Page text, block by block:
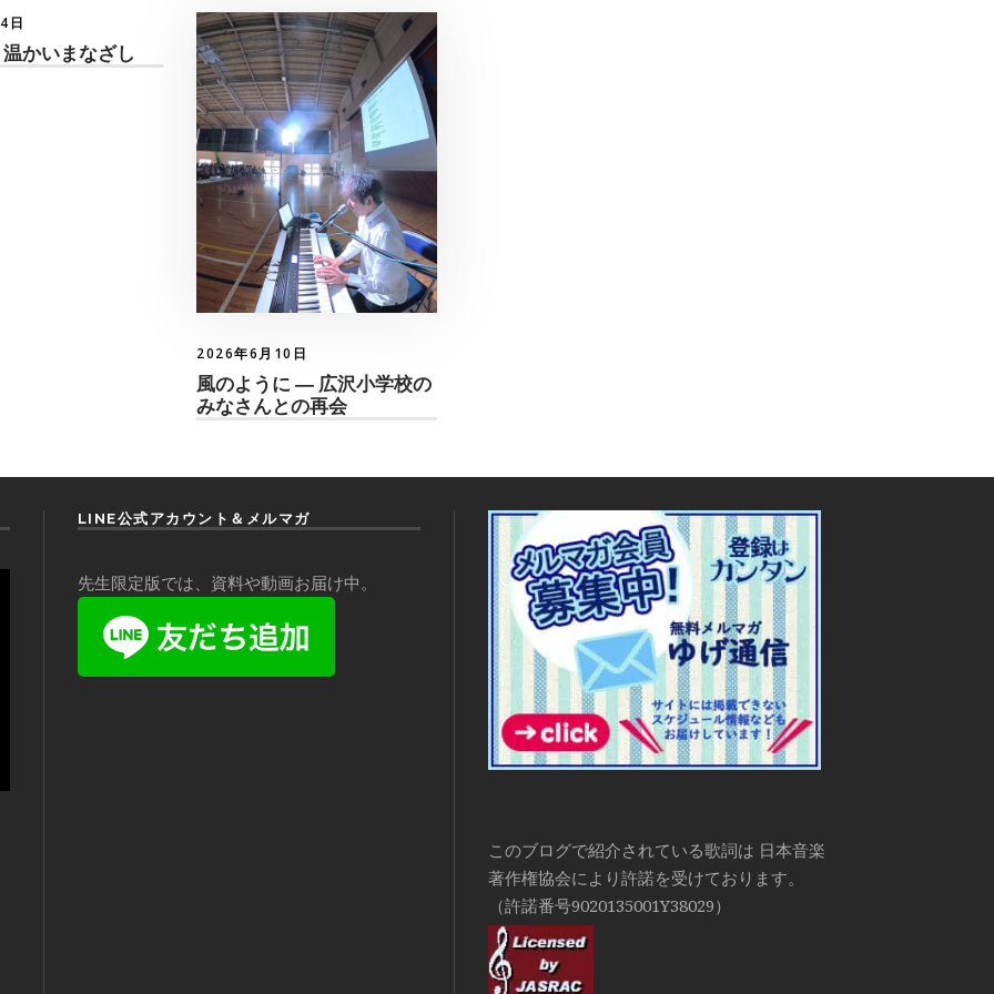
日
かいまなざし
2026年6月10日
風のように ― 広沢小学校の
みなさんとの再会
LINE公式アカウント＆メルマガ
先生限定版では、資料や動画お届け中。
このブログで紹介されている歌詞は 日本音楽
著作権協会により許諾を受けております。
（許諾番号9020135001Y38029）